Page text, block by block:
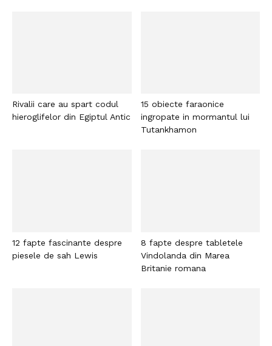
Rivalii care au spart codul
hieroglifelor din Egiptul Antic
15 obiecte faraonice
ingropate in mormantul lui
Tutankhamon
12 fapte fascinante despre
piesele de sah Lewis
8 fapte despre tabletele
Vindolanda din Marea
Britanie romana